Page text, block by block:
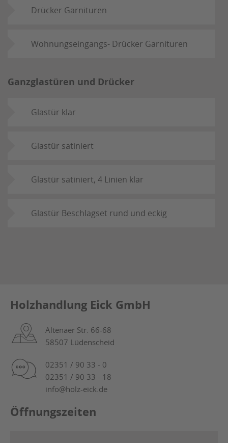
Drücker Garnituren
Wohnungseingangs- Drücker Garnituren
Ganzglastüren und Drücker
Glastür klar
Glastür satiniert
Glastür satiniert, 4 Linien klar
Glastür Beschlagset rund und eckig
Holzhandlung Eick GmbH
Altenaer Str. 66-68
58507 Lüdenscheid
02351 / 90 33 - 0
02351 / 90 33 - 18
info@holz-eick.de
Öffnungszeiten